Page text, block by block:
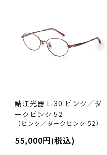
鯖江光器 L-30 ピンク／ダ
ークピンク 52
（ピンク／ダークピンク 52）
55,000円(税込)